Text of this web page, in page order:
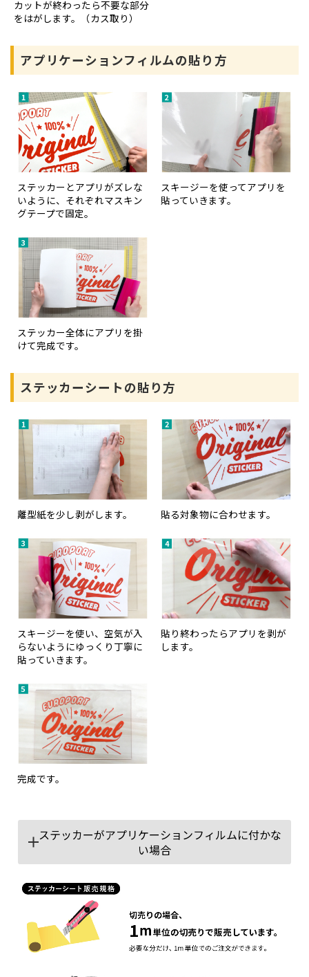
カットが終わったら不要な部分
をはがします。（カス取り）
アプリケーションフィルムの貼り方
ステッカーとアプリがズレな
いように、それぞれマスキン
グテープで固定。
スキージーを使ってアプリを
貼っていきます。
ステッカー全体にアプリを掛
けて完成です。
ステッカーシートの貼り方
離型紙を少し剥がします。 貼る対象物に合わせます。
スキージーを使い、空気が入
らないようにゆっくり丁寧に
貼っていきます。
貼り終わったらアプリを剥が
します。
完成です。
ステッカーがアプリケーションフィルムに付かな
い場合